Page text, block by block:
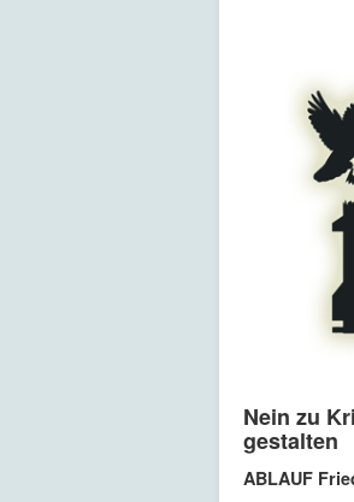
Nein zu
gestalten
ABLAUF